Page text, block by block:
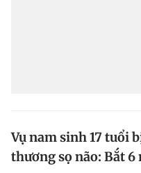
Vụ nam sinh 17 tuổi
thương sọ não: Bắt